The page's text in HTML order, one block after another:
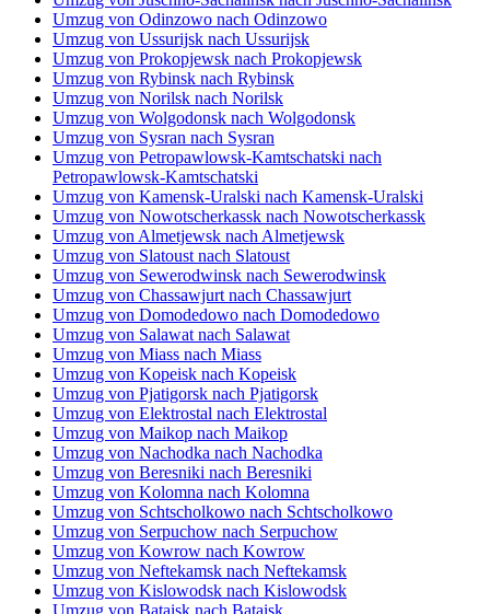
Umzug von Odinzowo nach Odinzowo
Umzug von Ussurijsk nach Ussurijsk
Umzug von Prokopjewsk nach Prokopjewsk
Umzug von Rybinsk nach Rybinsk
Umzug von Norilsk nach Norilsk
Umzug von Wolgodonsk nach Wolgodonsk
Umzug von Sysran nach Sysran
Umzug von Petropawlowsk-Kamtschatski nach
Petropawlowsk-Kamtschatski
Umzug von Kamensk-Uralski nach Kamensk-Uralski
Umzug von Nowotscherkassk nach Nowotscherkassk
Umzug von Almetjewsk nach Almetjewsk
Umzug von Slatoust nach Slatoust
Umzug von Sewerodwinsk nach Sewerodwinsk
Umzug von Chassawjurt nach Chassawjurt
Umzug von Domodedowo nach Domodedowo
Umzug von Salawat nach Salawat
Umzug von Miass nach Miass
Umzug von Kopeisk nach Kopeisk
Umzug von Pjatigorsk nach Pjatigorsk
Umzug von Elektrostal nach Elektrostal
Umzug von Maikop nach Maikop
Umzug von Nachodka nach Nachodka
Umzug von Beresniki nach Beresniki
Umzug von Kolomna nach Kolomna
Umzug von Schtscholkowo nach Schtscholkowo
Umzug von Serpuchow nach Serpuchow
Umzug von Kowrow nach Kowrow
Umzug von Neftekamsk nach Neftekamsk
Umzug von Kislowodsk nach Kislowodsk
Umzug von Bataisk nach Bataisk